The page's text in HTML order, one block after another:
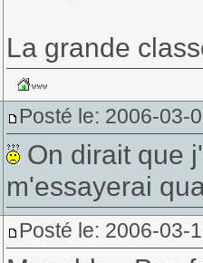
La grande
Posté le: 2006-03-
On dirait que
m'essayerai
Posté le: 2006-03-